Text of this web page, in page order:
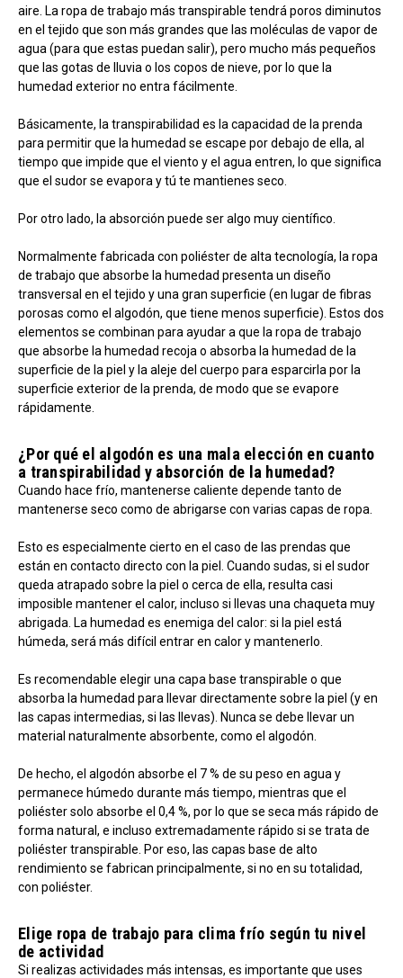
aire. La ropa de trabajo más transpirable tendrá poros diminutos
en el tejido que son más grandes que las moléculas de vapor de
agua (para que estas puedan salir), pero mucho más pequeños
que las gotas de lluvia o los copos de nieve, por lo que la
humedad exterior no entra fácilmente.
Básicamente, la transpirabilidad es la capacidad de la prenda
para permitir que la humedad se escape por debajo de ella, al
tiempo que impide que el viento y el agua entren, lo que significa
que el sudor se evapora y tú te mantienes seco.
Por otro lado, la absorción puede ser algo muy científico.
Normalmente fabricada con poliéster de alta tecnología, la ropa
de trabajo que absorbe la humedad presenta un diseño
transversal en el tejido y una gran superficie (en lugar de fibras
porosas como el algodón, que tiene menos superficie). Estos dos
elementos se combinan para ayudar a que la ropa de trabajo
que absorbe la humedad recoja o absorba la humedad de la
superficie de la piel y la aleje del cuerpo para esparcirla por la
superficie exterior de la prenda, de modo que se evapore
rápidamente.
¿Por qué el algodón es una mala elección en cuanto
a transpirabilidad y absorción de la humedad?
Cuando hace frío, mantenerse caliente depende tanto de
mantenerse seco como de abrigarse con varias capas de ropa.
Esto es especialmente cierto en el caso de las prendas que
están en contacto directo con la piel. Cuando sudas, si el sudor
queda atrapado sobre la piel o cerca de ella, resulta casi
imposible mantener el calor, incluso si llevas una chaqueta muy
abrigada. La humedad es enemiga del calor: si la piel está
húmeda, será más difícil entrar en calor y mantenerlo.
Es recomendable elegir una capa base transpirable o que
absorba la humedad para llevar directamente sobre la piel (y en
las capas intermedias, si las llevas). Nunca se debe llevar un
material naturalmente absorbente, como el algodón.
De hecho, el algodón absorbe el 7 % de su peso en agua y
permanece húmedo durante más tiempo, mientras que el
poliéster solo absorbe el 0,4 %, por lo que se seca más rápido de
forma natural, e incluso extremadamente rápido si se trata de
poliéster transpirable. Por eso, las capas base de alto
rendimiento se fabrican principalmente, si no en su totalidad,
con poliéster.
Elige ropa de trabajo para clima frío según tu nivel
de actividad
Si realizas actividades más intensas, es importante que uses